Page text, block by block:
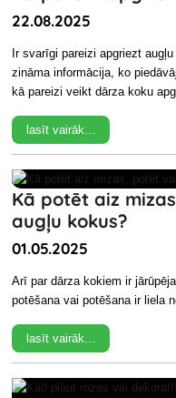
22.08.2025
Ir svarīgi pareizi apgriezt
zināma informācija, ko
kā pareizi veikt dārza koku
lasīt vairāk...
Kā potēt aiz
augļu kokus?
01.05.2025
Arī par dārza kokiem ir
potēšana vai potēšana ir liela
lasīt vairāk...